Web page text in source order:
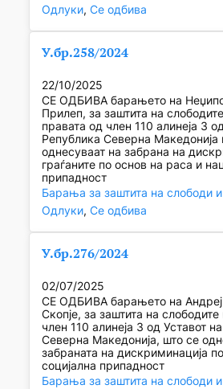
Одлуки, Се одбива
У.бр.258/2024
22/10/2025
СЕ ОДБИВА барањето на
Прилеп, за заштита на
правата од член 110 алинеја 3
Република Северна Македонија
однесуваат на забрана на
граѓаните по основ на раса и
припадност
Барања за заштита на слободи
Одлуки, Се одбива
У.бр.276/2024
02/07/2025
СЕ ОДБИВА барањето на
Скопје, за заштита на
член 110 алинеја 3 од Уставот
Северна Македонија, што се
забраната на дискриминација
социјална припадност
Барања за заштита на слободи